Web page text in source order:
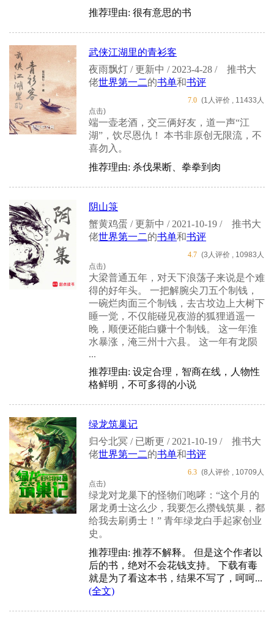
推荐理由: 很有意思的书
武侠江湖里的青衫客
夜雨飘灯 / 更新中 / 2023-4-28 /
推书大
佬世界第一二的书单和书评
7.0 (1人评价 , 11433人
点击)
端一壶老酒，交三俩好友，道一声“江
湖”，饮尽恩仇！ 本书非原创无限流，不
喜勿入。
推荐理由: 杀伐果断、拳拳到肉
阴山箓
蟹黄鸡蛋 / 更新中 / 2021-10-19 /
推书大
佬世界第一二的书单和书评
4.7 (3人评价 , 10983人
点击)
大梁普通五年，对天下浪荡子来说是个难
得的好年头。 一把解腕尖刀五个制钱，
一碗烂肉面三个制钱，去古坟边上大树下
睡一觉，不仅能碰见夜游的狐狸逍遥一
晚，顺便还能白赚十个制钱。 这一年淮
水暴涨，淹三州十六县。 这一年有龙陨
...
推荐理由: 设定合理，智商在线，人物性
格鲜明，不可多得的小说
绿龙筑巢记
归兮北冥 / 已断更 / 2021-10-19 /
推书大
佬世界第一二的书单和书评
6.3 (8人评价 , 10709人
点击)
绿龙对龙巢下的怪物们咆哮：“这个月的
屠龙勇士这么少，我要怎么攒钱筑巢，都
给我去刷勇士！” 青年绿龙白手起家创业
史。
推荐理由: 推荐不解释。 但是这个作者以
后的书，绝对不会花钱支持。 下载有毒
就是为了看这本书，结果不写了，呵呵...
(全文)